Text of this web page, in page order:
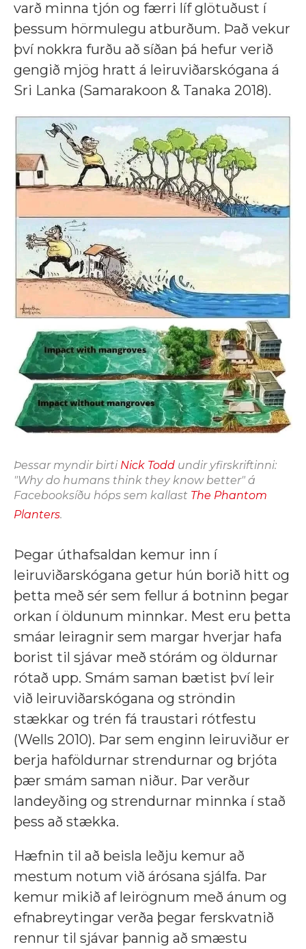
varð minna tjón og færri líf glötuðust í
þessum hörmulegu atburðum. Það vekur
því nokkra furðu að síðan þá hefur verið
gengið mjög hratt á leiruviðarskógana á
Sri Lanka (Samarakoon & Tanaka 2018).
Þessar myndir birti Nick Todd undir yfirskriftinni:
"Why do humans think they know better" á
Facebooksíðu hóps sem kallast The Phantom
Planters.
Þegar úthafsaldan kemur inn í
leiruviðarskógana getur hún borið hitt og
þetta með sér sem fellur á botninn þegar
orkan í öldunum minnkar. Mest eru þetta
smáar leiragnir sem margar hverjar hafa
borist til sjávar með stórám og öldurnar
rótað upp. Smám saman bætist því leir
við leiruviðarskógana og ströndin
stækkar og trén fá traustari rótfestu
(Wells 2010). Þar sem enginn leiruviður er
berja haföldurnar strendurnar og brjóta
þær smám saman niður. Þar verður
landeyðing og strendurnar minnka í stað
þess að stækka.
Hæfnin til að beisla leðju kemur að
mestum notum við árósana sjálfa. Þar
kemur mikið af leirögnum með ánum og
efnabreytingar verða þegar ferskvatnið
rennur til sjávar þannig að smæstu